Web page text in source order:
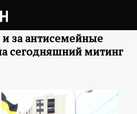
за антисемейные
сегодняшний митинг